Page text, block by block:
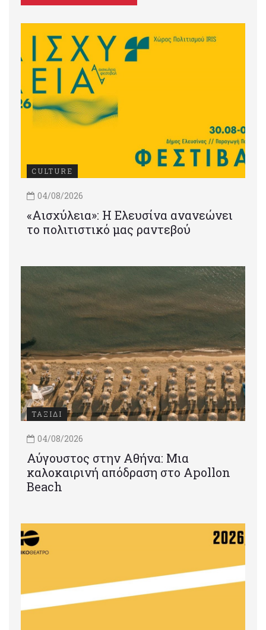
CULTURE
04/08/2026
«Αισχύλεια»: Η Ελευσίνα ανανεώνει
το πολιτιστικό μας ραντεβού
ΤΑΞΙΔΙ
04/08/2026
Αύγουστος στην Αθήνα: Μια
καλοκαιρινή απόδραση στο Apollon
Beach